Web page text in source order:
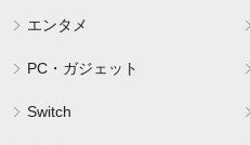
エンタメ
PC・ガジェット
Switch